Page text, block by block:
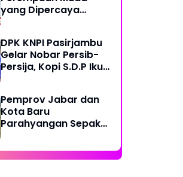
yang Dipercaya
DPK KNPI Pasirjambu
Gelar Nobar Persib-
Persija, Kopi S.D.P Ikut
Pemprov Jabar dan
Kota Baru
Parahyangan Sepakat
Cipatat-Access KCJB
Padalarang